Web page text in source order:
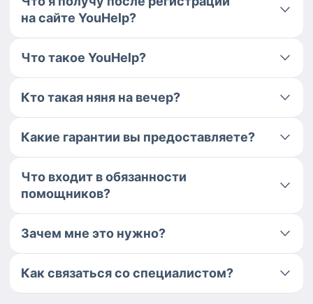
на сайте YouHelp?
Что такое YouHelp?
Кто такая няня на вечер?
Какие гарантии вы предоставляете?
Что входит в обязанности
помощников?
Зачем мне это нужно?
Как связаться со специалистом?